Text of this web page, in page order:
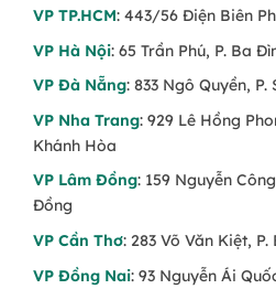
sáng thiên đường
Chia sẻ nỗi mất mát
hình thức tưởng niệm
Hình dáng thánh giá
kiểu vòng hoa truyền
VP TP.HCM: 443/56 Điện Biên
VP Hà Nội: 65 Trần Phú, P. Ba
VP Đà Nẵng: 833 Ngô Quyền,
VP Nha Trang: 929 Lê Hồng
Khánh Hòa
VP Lâm Đồng: 159 Nguyễn
Đồng
VP Cần Thơ: 283 Võ Văn Kiệt, P.
VP Đồng Nai: 93 Nguyễn Ái